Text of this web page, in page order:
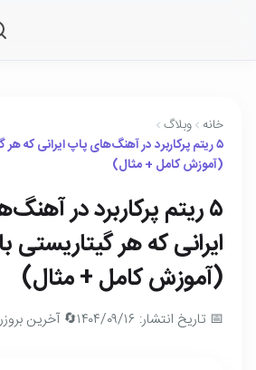
خانه
وبلاگ
۵ ریتم پرکاربرد در آهنگ‌های پاپ ایرانی که هر
(آموزش کامل + مثال)
۵ ریتم پرکاربرد در
ایرانی که هر گیتاریستی
(آموزش کامل + مثال)
📅 تاریخ انتشار: ۱۴۰۴/۰۹/۱۶ 🔄 آخرین بروزرسانی: